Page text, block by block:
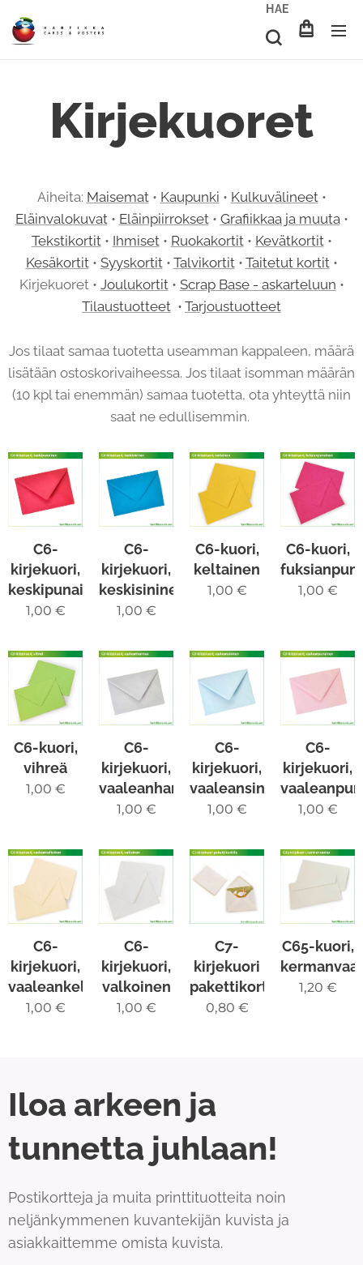
HAE
Kirjekuoret
Aiheita: Maisemat• Kaupunki • Kulkuvälineet•
Eläinvalokuvat• Eläinpiirrokset• Grafiikkaa ja muuta•
Tekstikortit• Ihmiset• Ruokakortit• Kevätkortit•
Kesäkortit• Syyskortit• Talvikortit• Taitetut kortit•
Kirjekuoret • Joulukortit• Scrap Base - askarteluun •
Tilaustuotteet • Tarjoustuotteet
Jos tilaat samaa tuotetta useamman kappaleen, määrä
lisätään ostoskorivaiheessa. Jos tilaat isomman määrän
(10 kpl tai enemmän) samaa tuotetta, ota yhteyttä niin
saat ne edullisemmin.
C6-
kirjekuori,
keskipunainen
1,00 €
C6-
kirjekuori,
keskisininen
1,00 €
C6-kuori,
keltainen
1,00 €
C6-kuori,
1,00 €
C6-kuori,
vihreä
1,00 €
C6-
kirjekuori,
vaaleanharmaa
1,00 €
C6-
kirjekuori,
vaaleansininen
1,00 €
C6-
kirjekuori,
1,00 €
C6-
kirjekuori,
vaaleankeltainen
1,00 €
C6-
kirjekuori,
valkoinen
1,00 €
C7-
kirjekuori
pakettikortille
0,80 €
C65-kuori,
1,20 €
Iloa arkeen ja
tunnetta juhlaan!
Postikortteja ja muita printtituotteita noin
neljänkymmenen kuvantekijän kuvista ja
asiakkaittemme omista kuvista.